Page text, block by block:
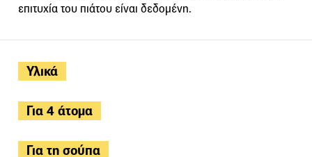
Υλικά
Για 4 άτομα
Για τη σούπα
επιτυχία του πιάτου είναι δεδομένη.